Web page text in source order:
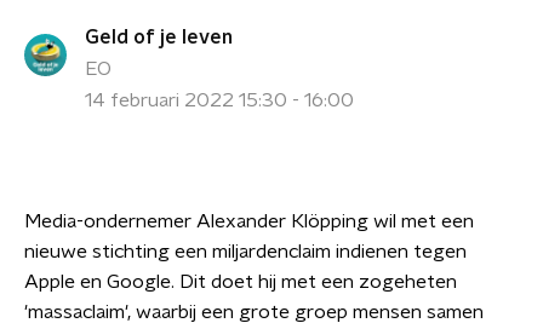
Geld of je leven
EO
14 februari 2022 15:30 - 16:00
Media-ondernemer Alexander Klöpping wil met een
nieuwe stichting een miljardenclaim indienen tegen
Apple en Google. Dit doet hij met een zogeheten
'massaclaim', waarbij een grote groep mensen samen